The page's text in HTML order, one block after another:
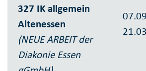
327 IK allgemein
Altenessen
(NEUE ARBEIT der
Diakonie Essen